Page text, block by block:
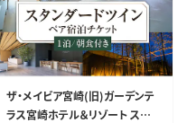
ザ・メイビア宮崎(旧)ガーデンテ
ラス宮崎ホテル＆リゾート スタ